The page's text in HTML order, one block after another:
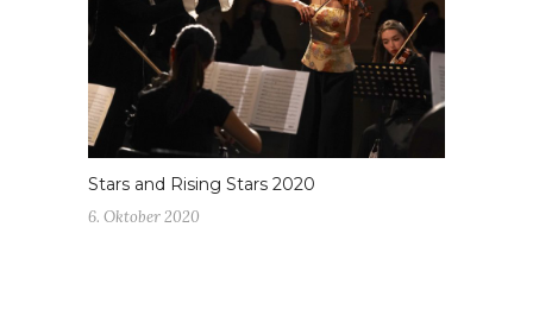
Stars and Rising Stars 2020
6. Oktober 2020